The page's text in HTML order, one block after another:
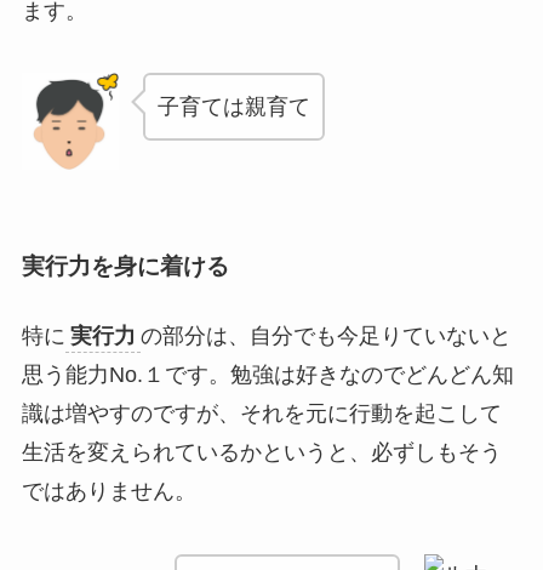
ます。
子育ては親育て
実行力を身に着ける
特に 実行力 の部分は、自分でも今足りていないと
思う能力No.１です。勉強は好きなのでどんどん知
識は増やすのですが、それを元に行動を起こして
生活を変えられているかというと、必ずしもそう
ではありません。